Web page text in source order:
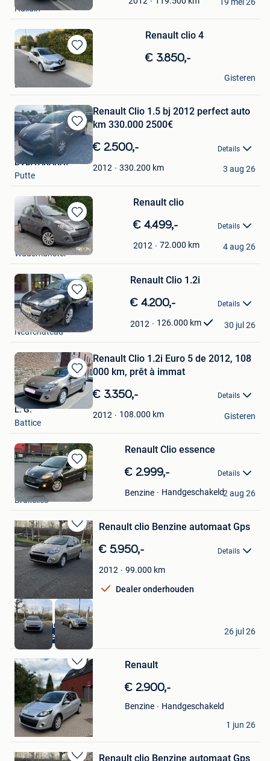
Favorieten
Halluin
Bewaren
in
Mijn
Favorieten
Renault clio 4
€ 3.850,-
Smets
Bonheiden
Gisteren
Bewaren
in
Mijn
Favorieten
Renault Clio 1.5 bj 2012 perfect auto
km 330.000 2500€
€ 2.500,- Details
2012 330.200 km
BVBA ARARAT
Putte
3 aug 26
Bewaren
in
Mijn
Favorieten
Renault clio
€ 4.499,- Details
2012 72.000 km
RKN Motors
Waasmunster
4 aug 26
Bewaren
in
Mijn
Favorieten
Renault Clio 1.2i
€ 4.200,- Details
2012 126.000 km
Ardenne-occasions
Neufchateau
30 jul 26
Bewaren
in
Mijn
Favorieten
Renault Clio 1.2i Euro 5 de 2012, 108
000 km, prêt à immat
€ 3.350,- Details
2012 108.000 km
L. G.
Battice
Gisteren
Bewaren
in
Mijn
Favorieten
Renault Clio essence
€ 2.999,- Details
Benzine Handgeschakeld
3l2v6
Bruxelles
2 aug 26
Bewaren
in
Mijn
Favorieten
Garantie 12mois
Renault clio Benzine automaat Gps
€ 5.950,- Details
2012 99.000 km
Dealer onderhouden
Pro-trading cars srl
Anderlecht
26 jul 26
Bewaren
in
Mijn
Favorieten
Renault
€ 2.900,-
Benzine
Handgeschakeld
furkan
Willebroek
1 jun 26
Renault clio Benzine automaat Gps